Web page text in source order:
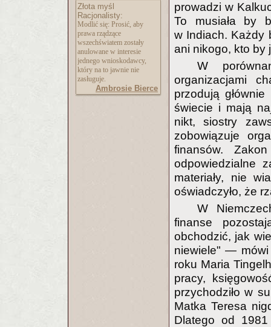
Złota myśl
Racjonalisty:
Modlić się: Prosić, aby
prawa rządzące
wszechświatem zostały
anulowane w interesie
jednego wnioskodawcy,
który na to jawnie nie
zasługuje.
Ambrosie Bierce
prowadzi w
To musiała by
w Indiach. Każdy
ani nikogo, kto by
W
organizacjami
przodują
świecie i mają
nikt, siostry
zobowiązuje
finansów.
odpowiedzialne
materiały, nie
oświadczyło, że
W
finanse
obchodzić, jak
niewiele" — mówi
roku Maria
pracy,
przychodziło w
Matka Teresa
Dlatego od